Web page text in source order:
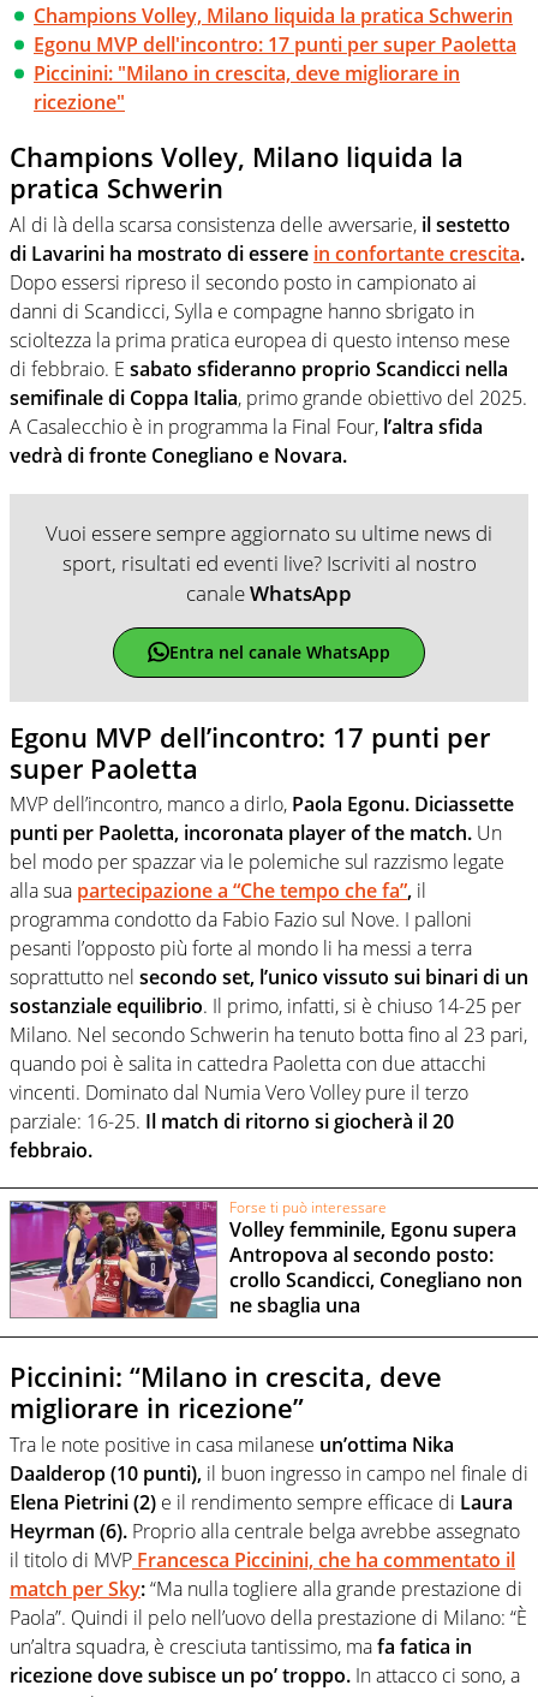
Champions Volley, Milano liquida la pratica Schwerin
Egonu MVP dell'incontro: 17 punti per super Paoletta
Piccinini: "Milano in crescita, deve migliorare in
ricezione"
Champions Volley, Milano liquida la
pratica Schwerin
Al di là della scarsa consistenza delle avversarie, il sestetto
di Lavarini ha mostrato di essere in confortante crescita.
Dopo essersi ripreso il secondo posto in campionato ai
danni di Scandicci, Sylla e compagne hanno sbrigato in
scioltezza la prima pratica europea di questo intenso mese
di febbraio. E sabato sfideranno proprio Scandicci nella
semifinale di Coppa Italia, primo grande obiettivo del 2025.
A Casalecchio è in programma la Final Four, l’altra sfida
vedrà di fronte Conegliano e Novara.
Vuoi essere sempre aggiornato su ultime news di
sport, risultati ed eventi live? Iscriviti al nostro
canaleWhatsApp
Entra nel canale WhatsApp
Egonu MVP dell’incontro: 17 punti per
super Paoletta
MVP dell’incontro, manco a dirlo, Paola Egonu. Diciassette
punti per Paoletta, incoronata player of the match. Un
bel modo per spazzar via le polemiche sul razzismo legate
alla sua partecipazione a “Che tempo che fa”, il
programma condotto da Fabio Fazio sul Nove. I palloni
pesanti l’opposto più forte al mondo li ha messi a terra
soprattutto nel secondo set, l’unico vissuto sui binari di un
sostanziale equilibrio. Il primo, infatti, si è chiuso 14-25 per
Milano. Nel secondo Schwerin ha tenuto botta fino al 23 pari,
quando poi è salita in cattedra Paoletta con due attacchi
vincenti. Dominato dal Numia Vero Volley pure il terzo
parziale: 16-25. Il match di ritorno si giocherà il 20
febbraio.
Forse ti può interessare
Volley femminile, Egonu supera
Antropova al secondo posto:
crollo Scandicci, Conegliano non
ne sbaglia una
Piccinini: “Milano in crescita, deve
migliorare in ricezione”
Tra le note positive in casa milanese un’ottima Nika
Daalderop (10 punti), il buon ingresso in campo nel finale di
Elena Pietrini (2) e il rendimento sempre efficace di Laura
Heyrman (6). Proprio alla centrale belga avrebbe assegnato
il titolo di MVP Francesca Piccinini, che ha commentato il
match per Sky:“Ma nulla togliere alla grande prestazione di
Paola”. Quindi il pelo nell’uovo della prestazione di Milano: “È
un’altra squadra, è cresciuta tantissimo, mafa fatica in
ricezione dove subisce un po’ troppo. In attacco ci sono, a